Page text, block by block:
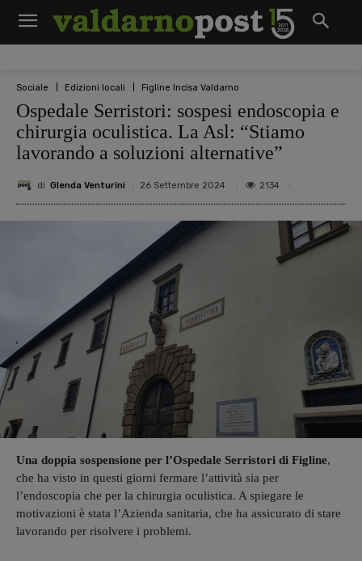
Sociale Edizioni locali Figline Incisa Valdarno
Ospedale Serristori: sospesi endoscopia e
chirurgia oculistica. La Asl: “Stiamo
lavorando a soluzioni alternative”
di Glenda Venturini 26 Settembre 2024 2134
Una doppia sospensione per l’Ospedale Serristori di Figline,
che ha visto in questi giorni fermare l’attività sia per
l’endoscopia che per la chirurgia oculistica. A spiegare le
motivazioni è stata l’Azienda sanitaria, che ha assicurato di stare
lavorando per risolvere i problemi.